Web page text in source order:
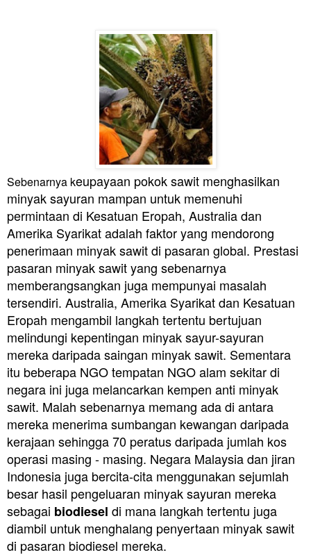
Sebenarnya keupayaan pokok sawit menghasilkan
minyak sayuran mampan untuk memenuhi
permintaan di Kesatuan Eropah, Australia dan
Amerika Syarikat adalah faktor yang mendorong
penerimaan minyak sawit di pasaran global. Prestasi
pasaran minyak sawit yang sebenarnya
memberangsangkan juga mempunyai masalah
tersendiri. Australia, Amerika Syarikat dan Kesatuan
Eropah mengambil langkah tertentu bertujuan
melindungi kepentingan minyak sayur-sayuran
mereka daripada saingan minyak sawit. Sementara
itu beberapa NGO tempatan NGO alam sekitar di
negara ini juga melancarkan kempen anti minyak
sawit. Malah sebenarnya memang ada di antara
mereka menerima sumbangan kewangan daripada
kerajaan sehingga 70 peratus daripada jumlah kos
operasi masing - masing. Negara Malaysia dan jiran
Indonesia juga bercita-cita menggunakan sejumlah
besar hasil pengeluaran minyak sayuran mereka
sebagai biodiesel di mana langkah tertentu juga
diambil untuk menghalang penyertaan minyak sawit
di pasaran biodiesel mereka.